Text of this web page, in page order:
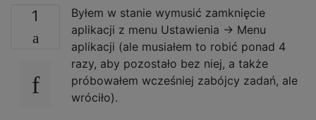
1
Byłem w stanie wymusić zamknięcie
aplikacji z menu Ustawienia -> Menu
aplikacji (ale musiałem to robić ponad 4
razy, aby pozostało bez niej, a także
próbowałem wcześniej zabójcy zadań, ale
wróciło).